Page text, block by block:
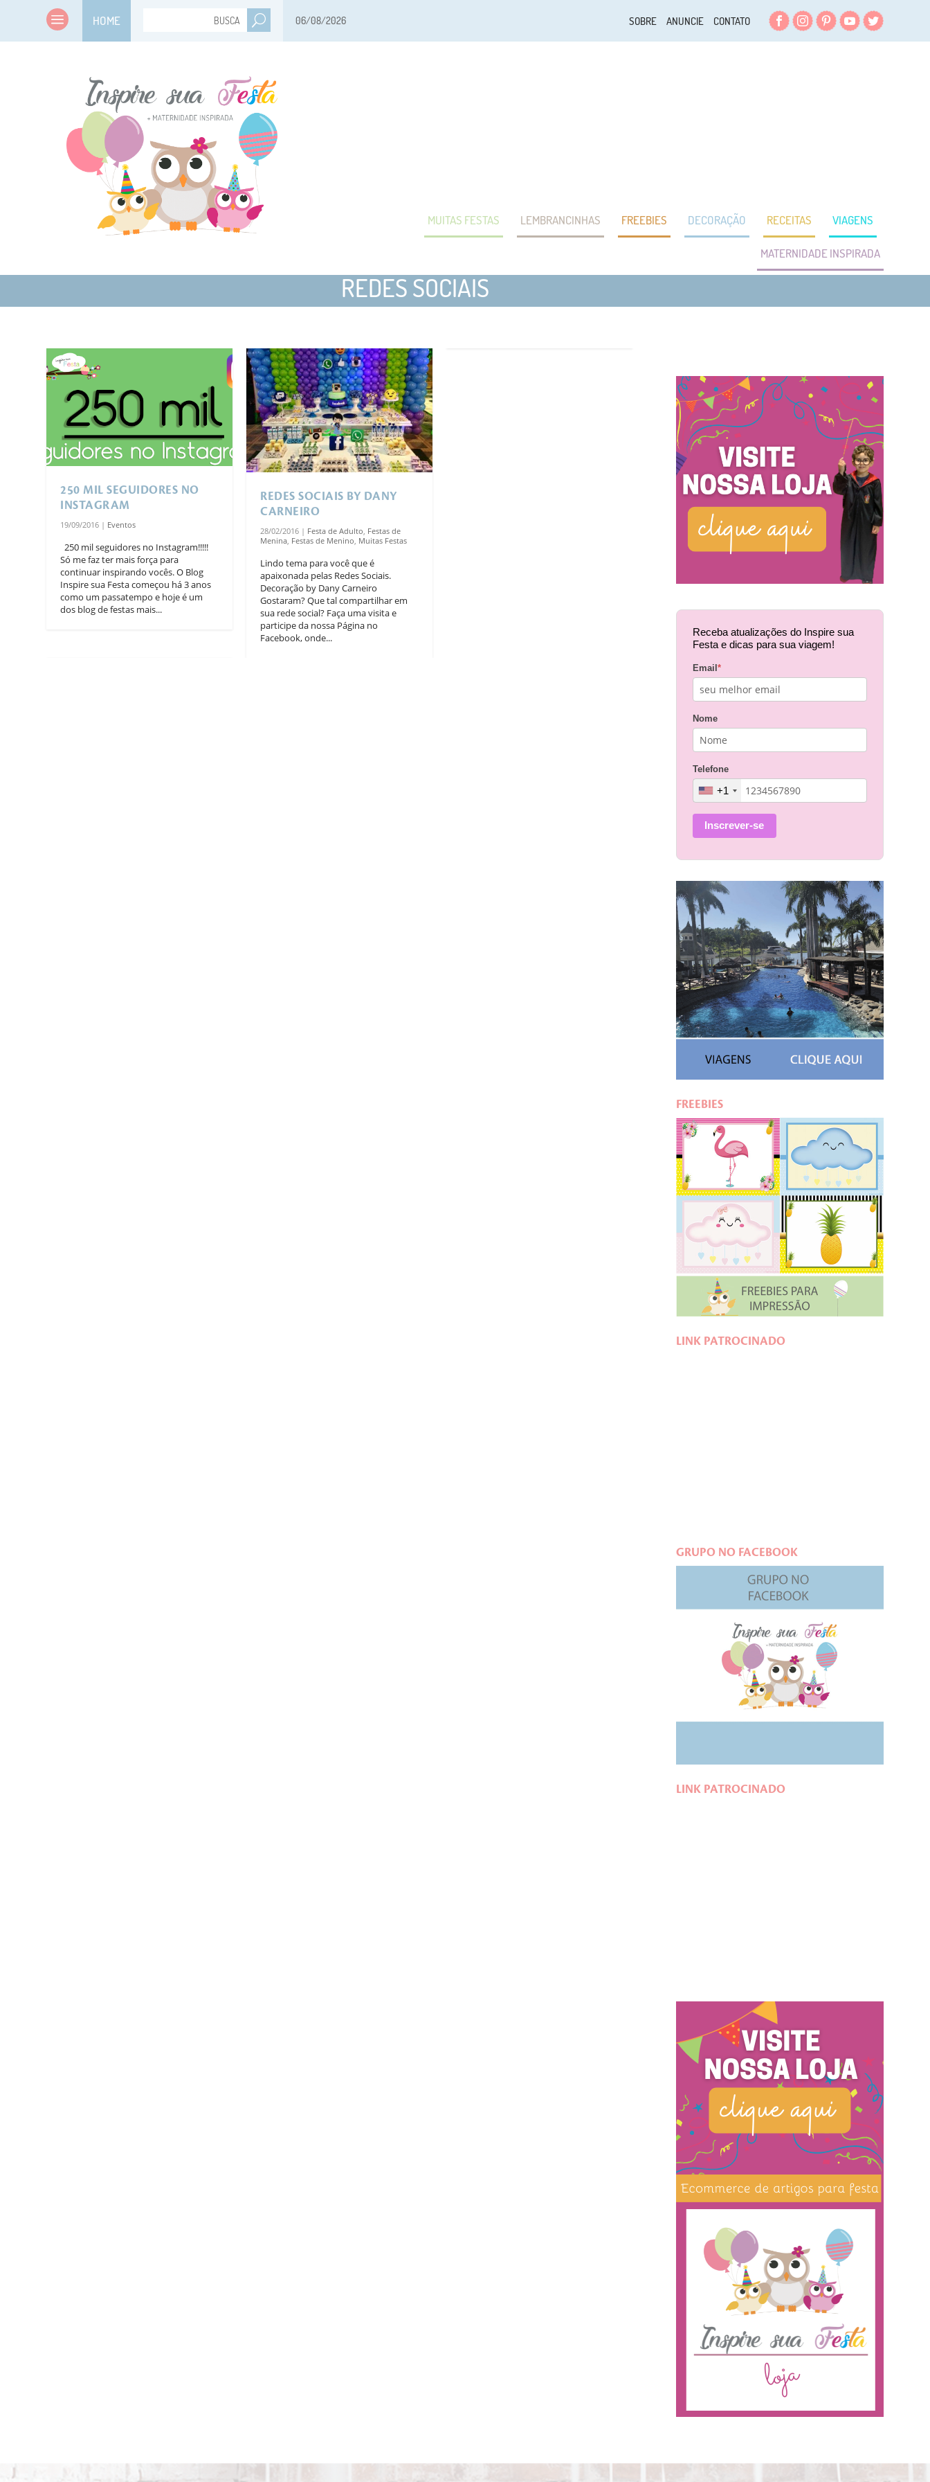
HOME 06/08/2026 FacebookInstagram
PinterestYouTube
Twitter
SOBRE ANUNCIE CONTATO
MUITAS FESTAS LEMBRANCINHAS FREEBIES DECORAÇÃO RECEITAS VIAGENS
MATERNIDADE INSPIRADA
REDES SOCIAIS
250 MIL SEGUIDORES NO
INSTAGRAM
19/09/2016 | Eventos
250 mil seguidores no Instagram!!!!!
Só me faz ter mais força para
continuar inspirando vocês. O Blog
Inspire sua Festa começou há 3 anos
como um passatempo e hoje é um
dos blog de festas mais...
REDES SOCIAIS BY DANY
CARNEIRO
28/02/2016 | Festa de Adulto, Festas de
Menina, Festas de Menino, Muitas Festas
Lindo tema para você que é
apaixonada pelas Redes Sociais.
Decoração by Dany Carneiro
Gostaram? Que tal compartilhar em
sua rede social? Faça uma visita e
participe da nossa Página no
Facebook, onde...
Receba atualizações do Inspire sua
Festa e dicas para sua viagem!
Email *
Nome
Telefone
+1
Inscrever-se
FREEBIES
LINK PATROCINADO
GRUPO NO FACEBOOK
LINK PATROCINADO